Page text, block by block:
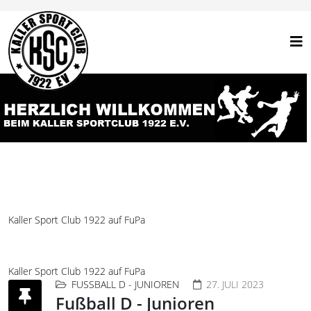
Kaller Sport Club 1922 auf FuPa
Kaller Sport Club 1922 auf FuPa
FUSSBALL D - JUNIOREN
27. JULI 2023
Fußball D - Junioren